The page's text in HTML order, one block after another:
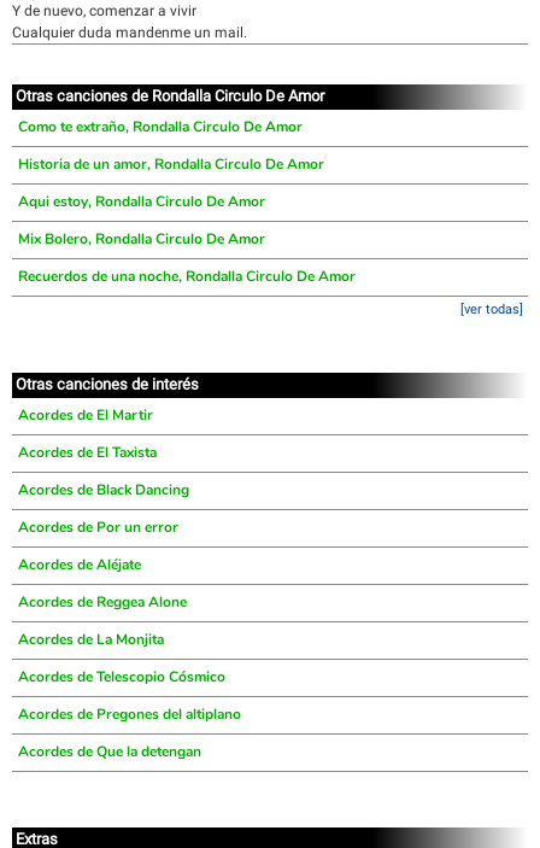
Y de nuevo, comenzar a vivir
Cualquier duda mandenme un mail.
Otras canciones de Rondalla Circulo De Amor
Como te extraño, Rondalla Circulo De Amor
Historia de un amor, Rondalla Circulo De Amor
Aqui estoy, Rondalla Circulo De Amor
Mix Bolero, Rondalla Circulo De Amor
Recuerdos de una noche, Rondalla Circulo De Amor
[ver todas]
Otras canciones de interés
Acordes de El Martir
Acordes de El Taxista
Acordes de Black Dancing
Acordes de Por un error
Acordes de Aléjate
Acordes de Reggea Alone
Acordes de La Monjita
Acordes de Telescopio Cósmico
Acordes de Pregones del altiplano
Acordes de Que la detengan
Extras